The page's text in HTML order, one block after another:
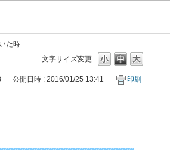
た時
文字サイズ変更
公開日時 : 2016/01/25 13:41 印刷